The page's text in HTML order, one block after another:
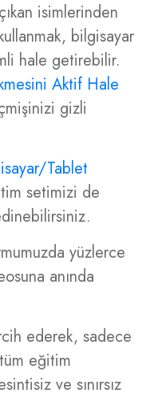
isimlerinden
bilgisayar
hale getirebilir.
Aktif Hale
gizli
Tablet
setimizi de
yüzlerce
anında
ederek, sadece
eğitim
ve sınırsız